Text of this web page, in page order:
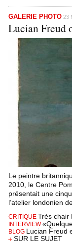
GALERIE PHOTO 23
Lucian Freud
Le peintre
2010, le Centre
présentait une
l’atelier londonien
CRITIQUE Très chair
INTERVIEW
BLOG Lucian Freud
SUR LE SUJET